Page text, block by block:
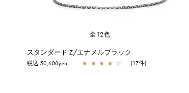
全12色
スタンダード Z/エナメルブラック
税込 50,600yen ★ ★ ★ ★ ☆ (17件)